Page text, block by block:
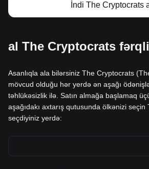
İndi The Cryptocrats
al The Cryptocrats
Asanlıqla ala bilərsiniz The Cryptocrats
mövcud olduğu hər yerdə ən aşağı
təhlükəsizlik ilə. Satın almağa başlamaq
aşağıdakı axtarış qutusunda ölkənizi
seçdiyiniz yerdə: